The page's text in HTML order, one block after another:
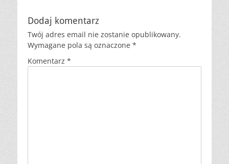
Dodaj komentarz
Twój adres email nie zostanie opublikowany.
Wymagane pola są oznaczone *
Komentarz *